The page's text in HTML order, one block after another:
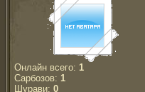
Онлайн всего: 1
Сарбозов: 1
Шурави: 0